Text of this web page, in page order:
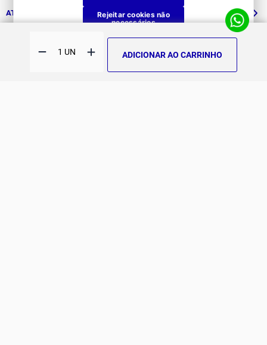
Rejeitar cookies não
necessários
ADICIONAR AO CARRINHO
História
ATENDIMENTO
(11) 94311-8416